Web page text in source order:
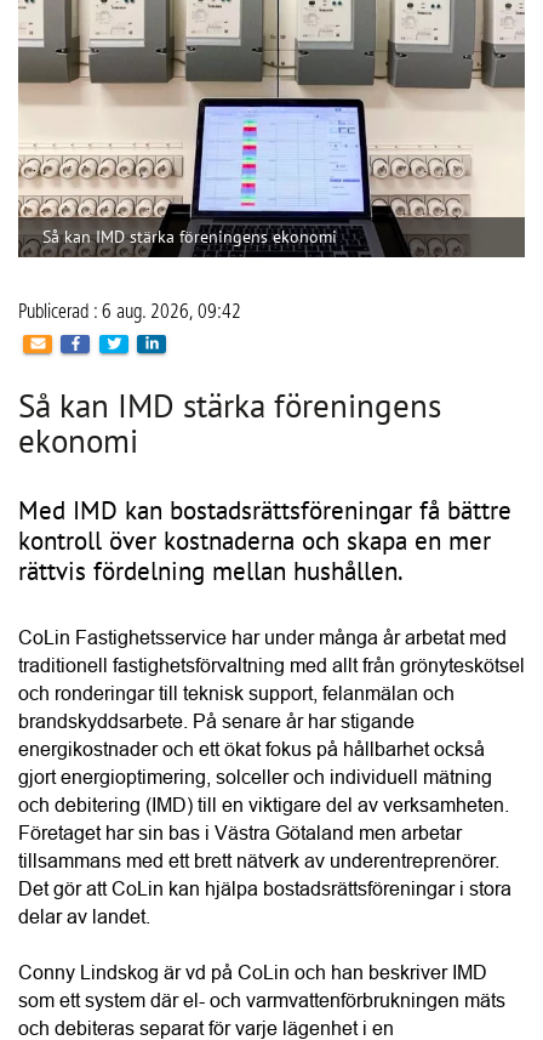
gjort energioptimering, solceller och individuell mätning
och debitering (IMD) till en viktigare del av verksamheten.
Företaget har sin bas i Västra Götaland men arbetar
tillsammans med ett brett nätverk av underentreprenörer.
Det gör att CoLin kan hjälpa bostadsrättsföreningar i stora
delar av landet.
Conny Lindskog är vd på CoLin och han beskriver IMD
som ett system där el- och varmvattenförbrukningen mäts
och debiteras separat för varje lägenhet i en
den egna användningen ökar också incitamentet att
minska förbrukningen. Enligt Conny kan
efter att IMD har införts.
“Vattenanvändningen kan minska med omkring 20 procent
Conny Lindskog, CoLin Fastighetsservice
När IMD införs kan föreningen dessutom samla
hushåll har ett eget. Det kan sänka
abonnemangskostnaden för hushållen och samtidigt ge en
mer rättvis fördelning av den faktiska förbrukningen. För
bostadsrättsföreningen innebär systemet också bättre
kontroll över energi- och vattenkostnaderna vilket kan
stärka ekonomin över tid och bidra till ett högre
fastighetsvärde. Miljöaspekten är minst lika viktig, menar
Conny, eftersom föreningen får bättre förutsättningar att
arbeta aktivt med att minska sin resursanvändning.